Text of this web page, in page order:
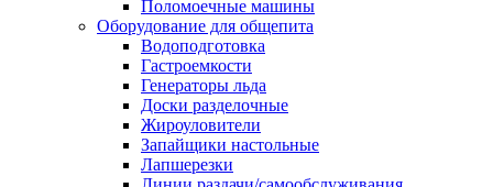
Поломоечные машины
Оборудование для общепита
Водоподготовка
Гастроемкости
Генераторы льда
Доски разделочные
Жироуловители
Запайщики настольные
Лапшерезки